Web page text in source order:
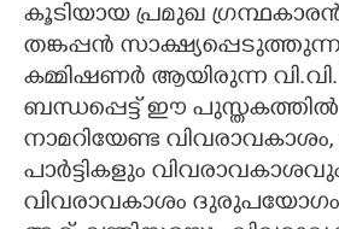
കൂടിയായ പ്രമുഖ
തങ്കപ്പൻ
കമ്മിഷണർ ആയിരുന്ന
ബന്ധപ്പെട്ട് ഈ പുസ്തകത്തിൽ
നാമറിയേണ്ട വിവരാവകാശം,​
പാർട്ടികളും
വിവരാവകാശം